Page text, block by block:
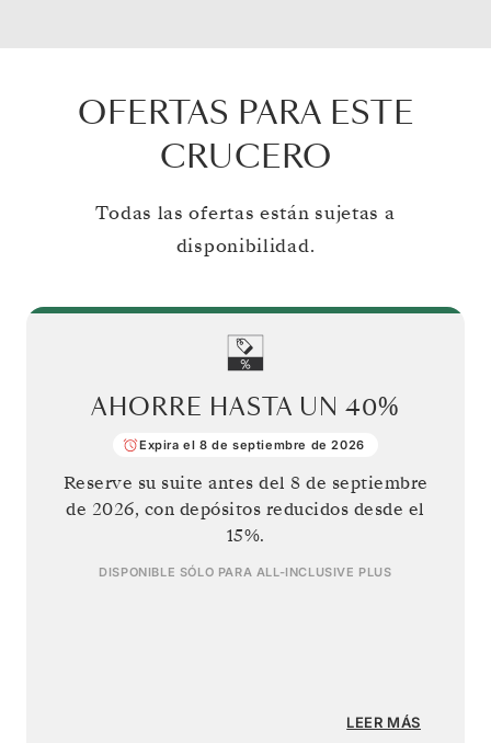
OFERTAS PARA ESTE
CRUCERO
Todas las ofertas están sujetas a
disponibilidad.
AHORRE HASTA UN 40%
Expira el 8 de septiembre de 2026
Reserve su suite antes del 8 de septiembre
de 2026, con depósitos reducidos desde el
15%.
DISPONIBLE SÓLO PARA ALL-INCLUSIVE PLUS
LEER MÁS